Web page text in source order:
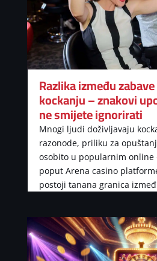
Razlika između
kockanju – znakovi
ne smijete ignorirati
Mnogi ljudi doživljavaju
razonode, priliku za
osobito u popularnim online
poput Arena casino
postoji tanana granica